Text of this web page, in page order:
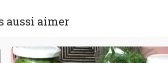
aussi aimer